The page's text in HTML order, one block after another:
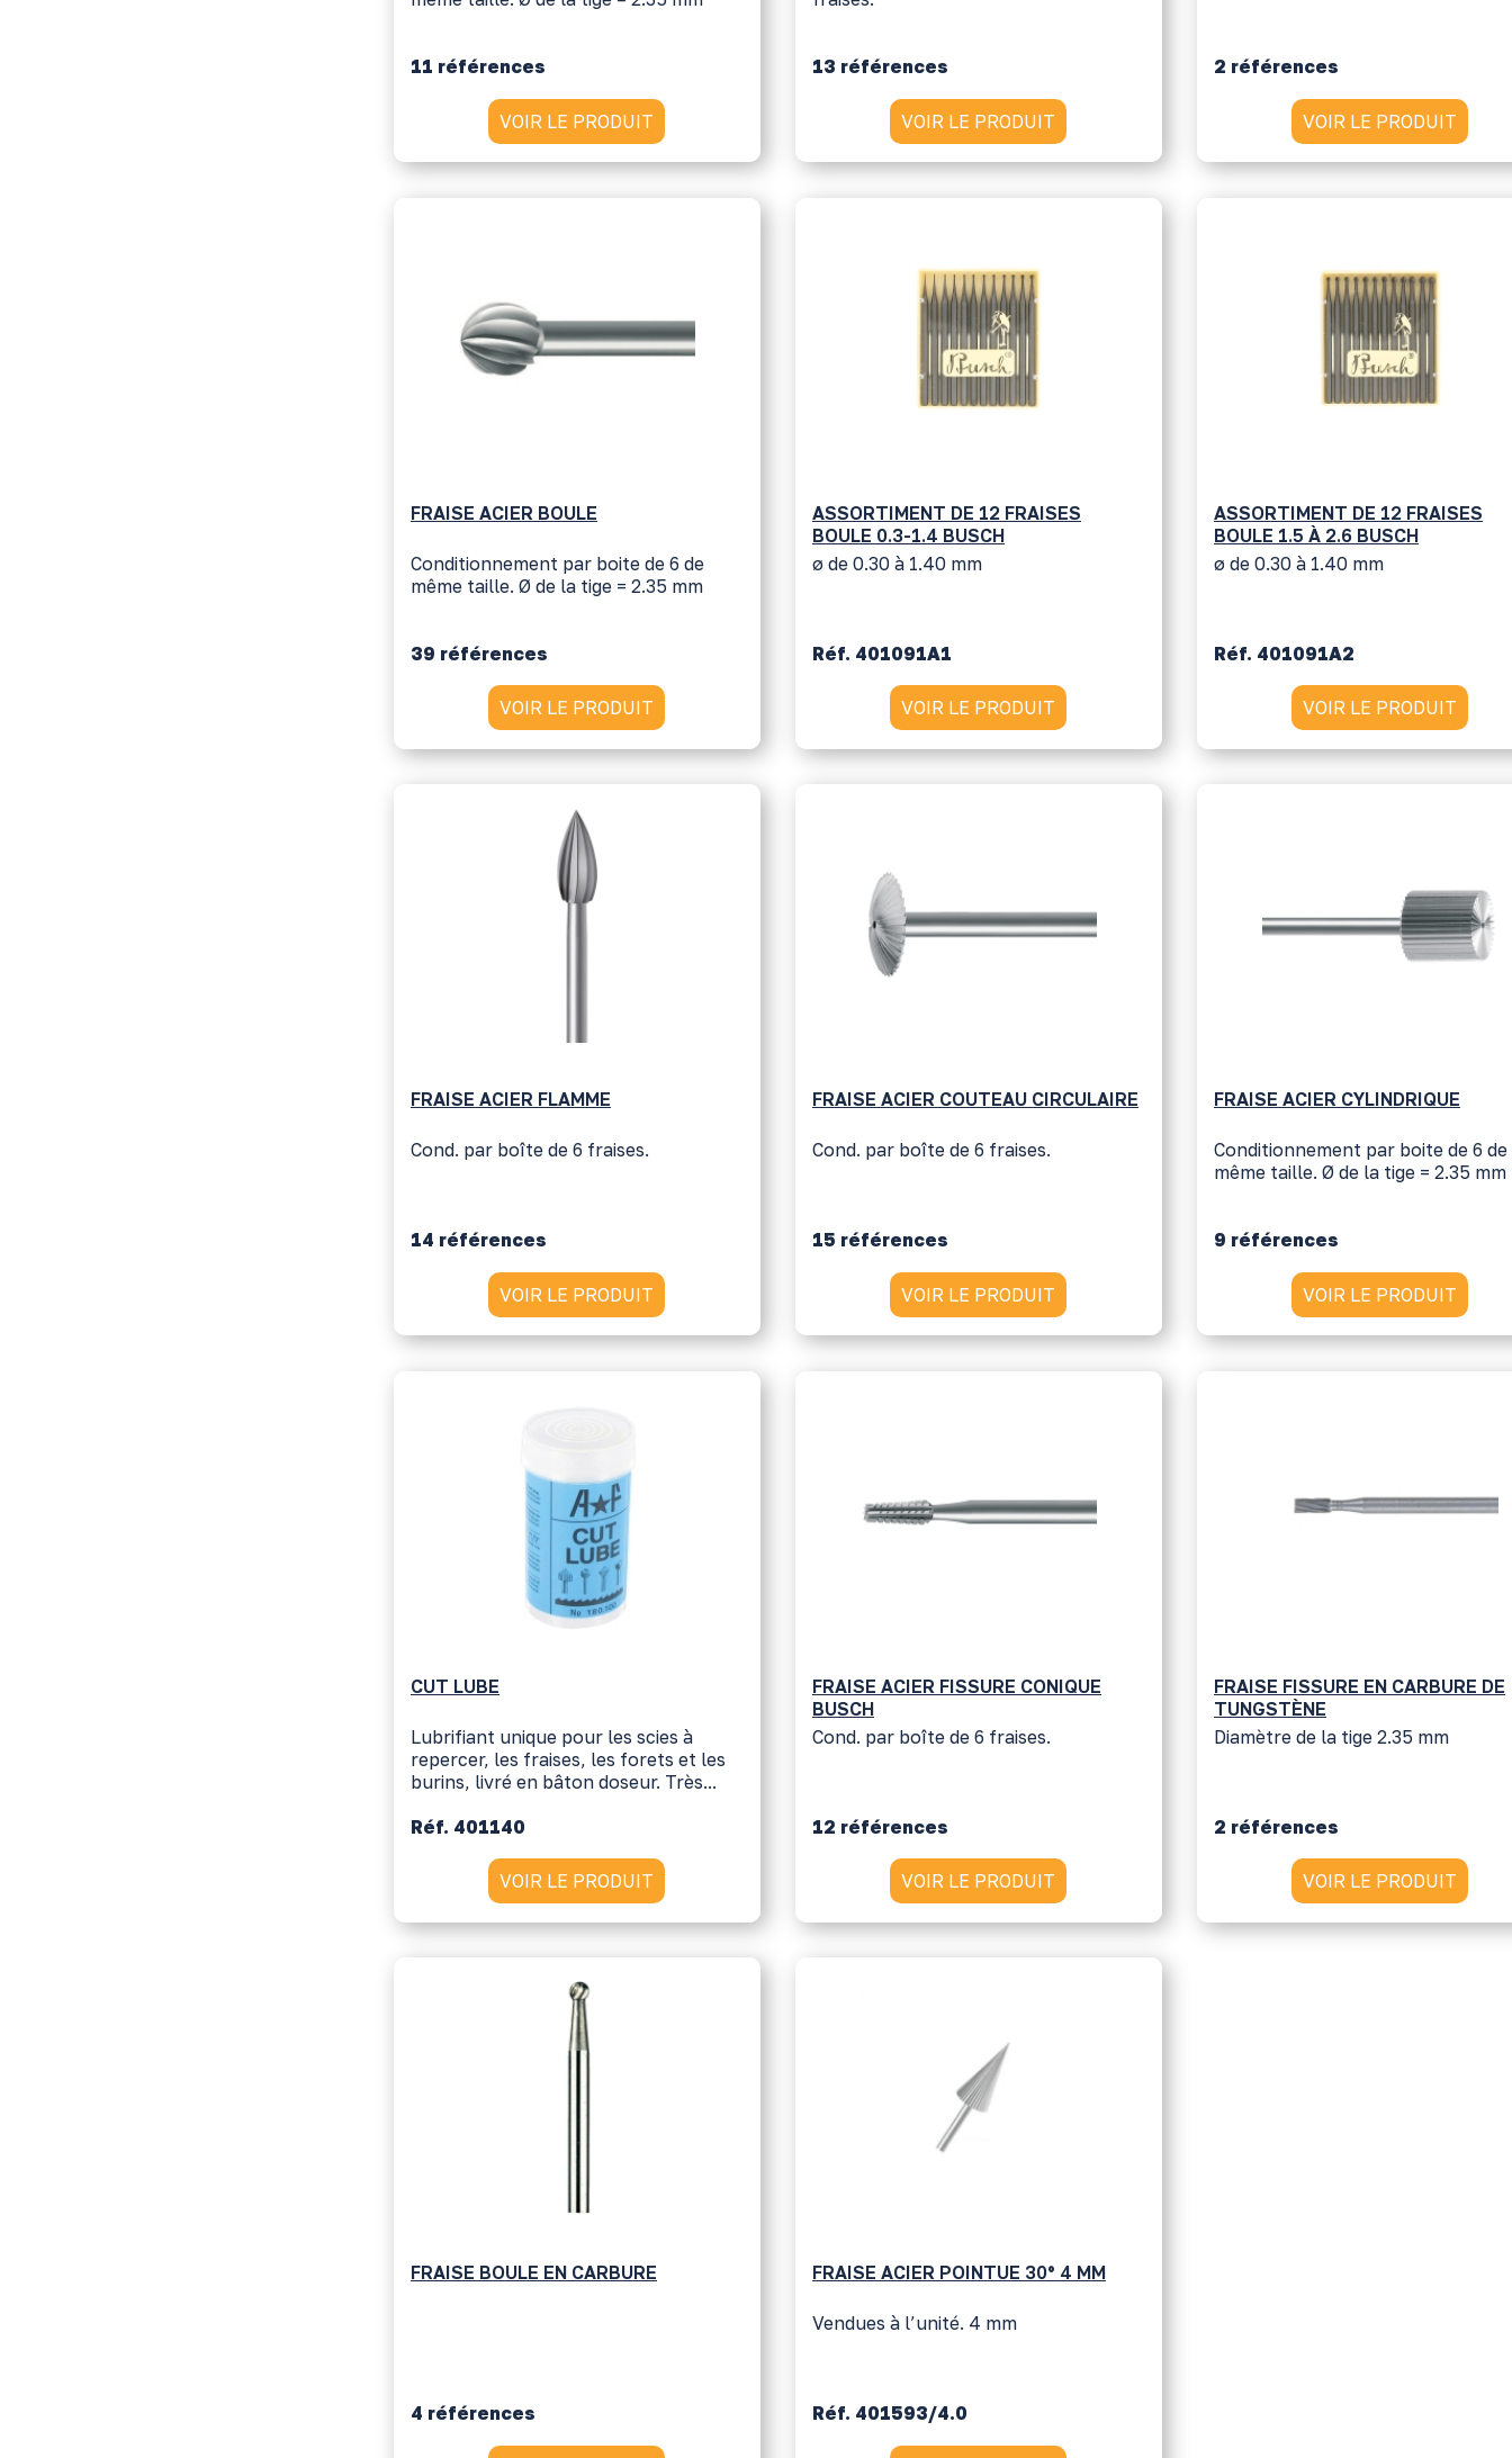
11 références
VOIR LE PRODUIT
13 références
VOIR LE PRODUIT
2 références
VOIR LE PRODUIT
FRAISE ACIER BOULE
Conditionnement par boite de 6 de
même taille. Ø de la tige = 2.35 mm
39 références
VOIR LE PRODUIT
ASSORTIMENT DE 12 FRAISES
BOULE 0.3-1.4 BUSCH
ø de 0.30 à 1.40 mm
Réf. 401091A1
VOIR LE PRODUIT
ASSORTIMENT DE 12 FRAISES
BOULE 1.5 À 2.6 BUSCH
ø de 0.30 à 1.40 mm
Réf. 401091A2
VOIR LE PRODUIT
FRAISE ACIER FLAMME
Cond. par boîte de 6 fraises.
14 références
VOIR LE PRODUIT
FRAISE ACIER COUTEAU CIRCULAIRE
Cond. par boîte de 6 fraises.
15 références
VOIR LE PRODUIT
FRAISE ACIER CYLINDRIQUE
Conditionnement par boite de 6 de
même taille. Ø de la tige = 2.35 mm
9 références
VOIR LE PRODUIT
CUT LUBE
Lubrifiant unique pour les scies à
repercer, les fraises, les forets et les
burins, livré en bâton doseur. Très...
Réf. 401140
VOIR LE PRODUIT
FRAISE ACIER FISSURE CONIQUE
BUSCH
Cond. par boîte de 6 fraises.
12 références
VOIR LE PRODUIT
FRAISE FISSURE EN CARBURE DE
TUNGSTÈNE
Diamètre de la tige 2.35 mm
2 références
VOIR LE PRODUIT
FRAISE BOULE EN CARBURE
4 références
FRAISE ACIER POINTUE 30° 4 MM
Vendues à l’unité. 4 mm
Réf. 401593/4.0